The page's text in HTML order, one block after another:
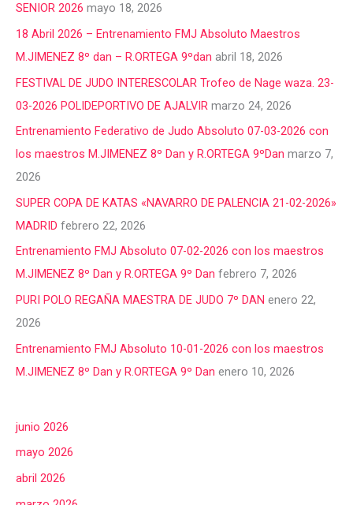
SENIOR 2026 mayo 18, 2026
18 Abril 2026 – Entrenamiento FMJ Absoluto Maestros
M.JIMENEZ 8º dan – R.ORTEGA 9ºdan abril 18, 2026
FESTIVAL DE JUDO INTERESCOLAR Trofeo de Nage waza. 23-
03-2026 POLIDEPORTIVO DE AJALVIR marzo 24, 2026
Entrenamiento Federativo de Judo Absoluto 07-03-2026 con
los maestros M.JIMENEZ 8º Dan y R.ORTEGA 9ºDan marzo 7,
2026
SUPER COPA DE KATAS «NAVARRO DE PALENCIA 21-02-2026»
MADRID febrero 22, 2026
Entrenamiento FMJ Absoluto 07-02-2026 con los maestros
M.JIMENEZ 8º Dan y R.ORTEGA 9º Dan febrero 7, 2026
PURI POLO REGAÑA MAESTRA DE JUDO 7º DAN enero 22,
2026
Entrenamiento FMJ Absoluto 10-01-2026 con los maestros
M.JIMENEZ 8º Dan y R.ORTEGA 9º Dan enero 10, 2026
junio 2026
mayo 2026
abril 2026